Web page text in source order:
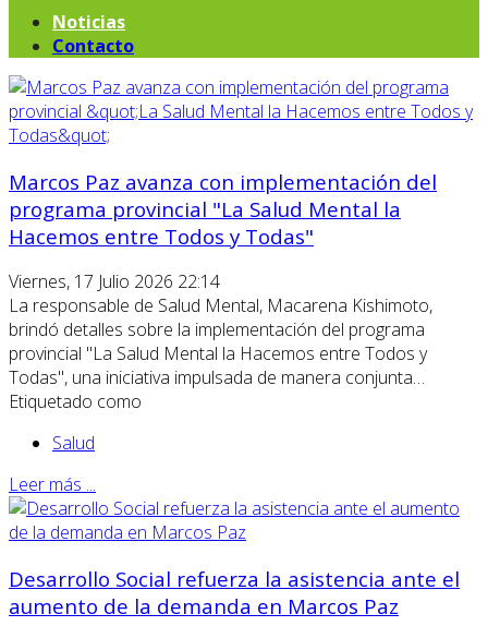
Noticias
Contacto
Marcos Paz avanza con implementación del
programa provincial "La Salud Mental la
Hacemos entre Todos y Todas"
Viernes, 17 Julio 2026 22:14
La responsable de Salud Mental, Macarena Kishimoto,
brindó detalles sobre la implementación del programa
provincial "La Salud Mental la Hacemos entre Todos y
Todas", una iniciativa impulsada de manera conjunta…
Etiquetado como
Salud
Leer más ...
Desarrollo Social refuerza la asistencia ante el
aumento de la demanda en Marcos Paz